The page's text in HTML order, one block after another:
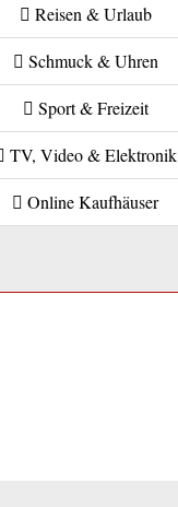
Reisen & Urlaub
Schmuck & Uhren
Sport & Freizeit
TV, Video & Elektronik
Online Kaufhäuser